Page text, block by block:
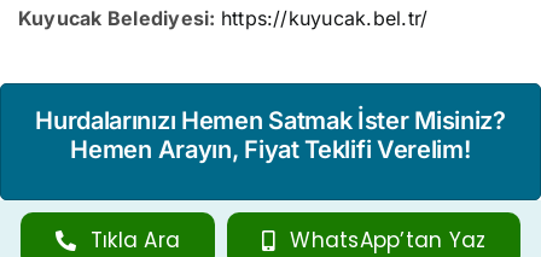
Kuyucak Belediyesi: https://kuyucak.bel.tr/
Hurdalarınızı Hemen Satmak İster Misiniz?
Hemen Arayın, Fiyat Teklifi Verelim!
Tıkla Ara WhatsApp’tan Yaz